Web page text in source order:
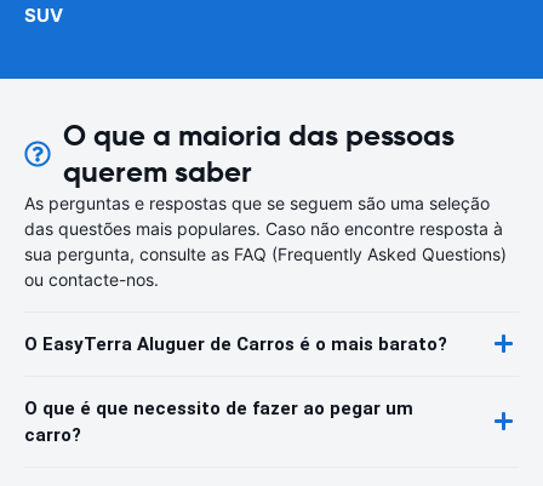
SUV
O que a maioria das pessoas
querem saber
As perguntas e respostas que se seguem são uma seleção
das questões mais populares. Caso não encontre resposta à
sua pergunta, consulte as FAQ (Frequently Asked Questions)
ou contacte-nos.
O EasyTerra Aluguer de Carros é o mais barato?
O que é que necessito de fazer ao pegar um
carro?